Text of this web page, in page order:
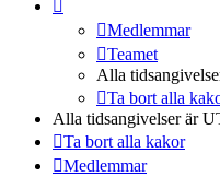
Medlemmar
Teamet
Alla
Ta bort alla
Alla tidsangivelser är
Ta bort alla kakor
Medlemmar